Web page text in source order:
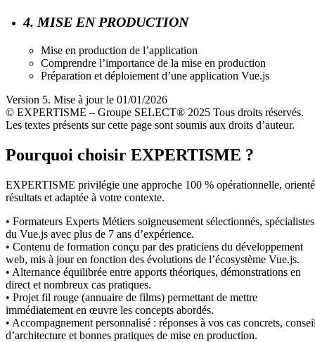
4. MISE EN PRODUCTION
Mise en production de l’application
Comprendre l’importance de la mise en production
Préparation et déploiement d’une application Vue.js
Version 5. Mise à jour le 01/01/2026
© EXPERTISME – Groupe SELECT® 2025 Tous droits réservés.
Les textes présents sur cette page sont soumis aux droits d’auteur.
Pourquoi choisir EXPERTISME ?
EXPERTISME privilégie une approche 100 % opérationnelle,
résultats et adaptée à votre contexte.
• Formateurs Experts Métiers soigneusement sélectionnés, spécialistes
du Vue.js avec plus de 7 ans d’expérience.
• Contenu de formation conçu par des praticiens du développement
web, mis à jour en fonction des évolutions de l’écosystème Vue.js.
• Alternance équilibrée entre apports théoriques, démonstrations en
direct et nombreux cas pratiques.
• Projet fil rouge (annuaire de films) permettant de mettre
immédiatement en œuvre les concepts abordés.
• Accompagnement personnalisé : réponses à vos cas concrets,
d’architecture et bonnes pratiques de mise en production.